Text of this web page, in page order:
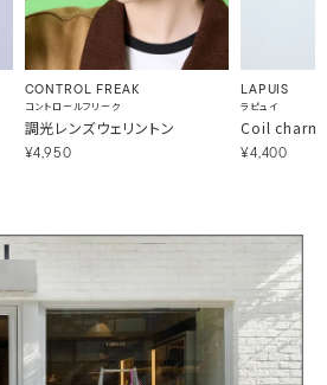
CONTROL FREAK
コントロールフリーク
調光レンズウェリントン
¥4,950
LAPUIS
ラピュイ
Coil charm
¥4,400